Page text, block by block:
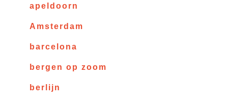
apeldoorn
Amsterdam
barcelona
bergen op zoom
berlijn